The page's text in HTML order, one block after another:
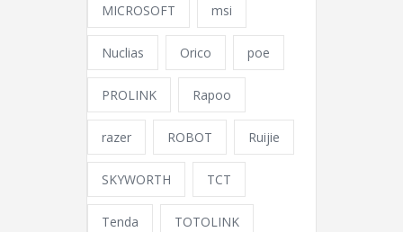
MICROSOFT msi
Nuclias Orico poe
PROLINK Rapoo
razer ROBOT Ruijie
SKYWORTH TCT
Tenda TOTOLINK